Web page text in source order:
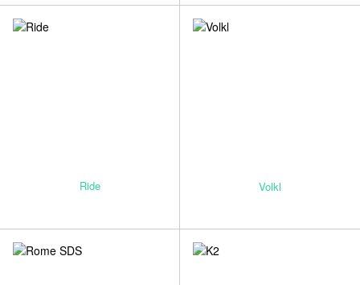
Ride Volkl